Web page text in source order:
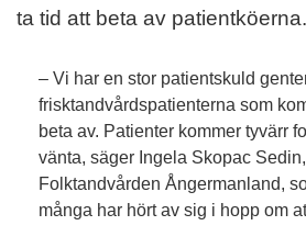
ta tid att beta av patientköerna.
– Vi har en stor patientskuld
frisktandvårdspatienterna som
beta av. Patienter kommer tyvärr
vänta, säger Ingela Skopac
Folktandvården Ångermanland,
många har hört av sig i hopp om